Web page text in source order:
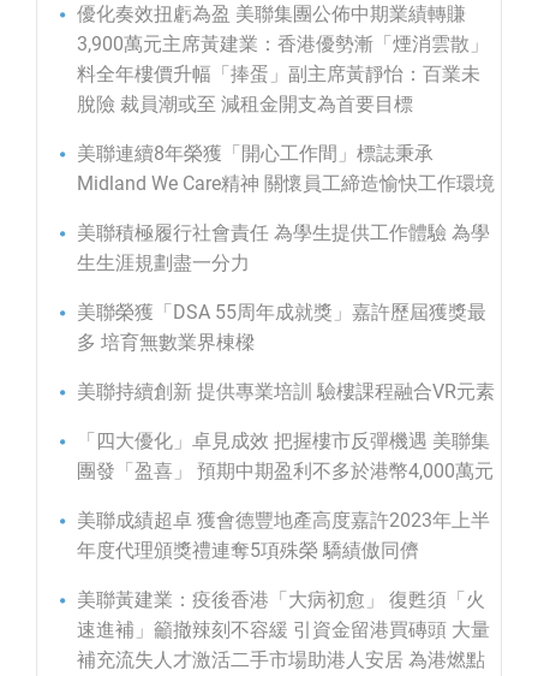
優化奏效扭虧為盈 美聯集團公佈中期業績轉賺
3,900萬元主席黃建業：香港優勢漸「煙消雲散」
料全年樓價升幅「捧蛋」副主席黃靜怡：百業未
脫險 裁員潮或至 減租金開支為首要目標
美聯連續8年榮獲「開心工作間」標誌秉承
Midland We Care精神 關懷員工締造愉快工作環境
美聯積極履行社會責任 為學生提供工作體驗 為學
生生涯規劃盡一分力
美聯榮獲「DSA 55周年成就獎」嘉許歷屆獲獎最
多 培育無數業界棟樑
美聯持續創新 提供專業培訓 驗樓課程融合VR元素
「四大優化」卓見成效 把握樓市反彈機遇 美聯集
團發「盈喜」 預期中期盈利不多於港幣4,000萬元
美聯成績超卓 獲會德豐地產高度嘉許2023年上半
年度代理頒獎禮連奪5項殊榮 驕績傲同儕
美聯黃建業：疫後香港「大病初愈」 復甦須「火
速進補」籲撤辣刻不容緩 引資金留港買磚頭 大量
補充流失人才激活二手市場助港人安居 為港燃點